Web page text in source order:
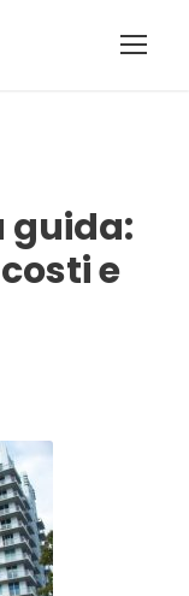
guida:
e